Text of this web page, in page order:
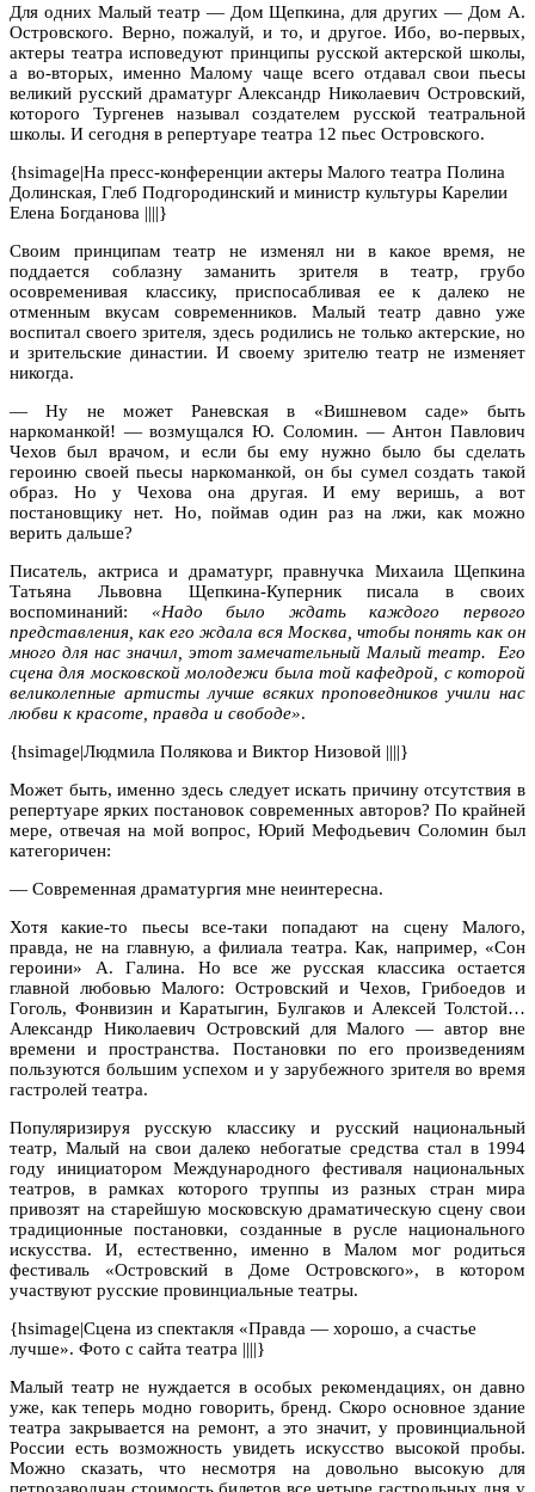
Для одних Малый театр — Дом Щепкина, для других — Дом А.
Островского. Верно, пожалуй, и то, и другое. Ибо, во-первых,
актеры театра исповедуют принципы русской актерской школы,
а во-вторых, именно Малому чаще всего отдавал свои пьесы
великий русский драматург Александр Николаевич Островский,
которого Тургенев называл создателем русской театральной
школы. И сегодня в репертуаре театра 12 пьес Островского.
{hsimage|На пресс-конференции актеры Малого театра Полина
Долинская, Глеб Подгородинский и министр культуры Карелии
Елена Богданова ||||}
Своим принципам театр не изменял ни в какое время, не
поддается соблазну заманить зрителя в театр, грубо
осовременивая классику, приспосабливая ее к далеко не
отменным вкусам современников. Малый театр давно уже
воспитал своего зрителя, здесь родились не только актерские, но
и зрительские династии. И своему зрителю театр не изменяет
никогда.
— Ну не может Раневская в «Вишневом саде» быть
наркоманкой! — возмущался Ю. Соломин. — Антон Павлович
Чехов был врачом, и если бы ему нужно было бы сделать
героиню своей пьесы наркоманкой, он бы сумел создать такой
образ. Но у Чехова она другая. И ему веришь, а вот
постановщику нет. Но, поймав один раз на лжи, как можно
верить дальше?
Писатель, актриса и драматург, правнучка Михаила Щепкина
Татьяна Львовна Щепкина-Куперник писала в своих
воспоминаний: «Надо было ждать каждого первого
представления, как его ждала вся Москва, чтобы понять как он
много для нас значил, этот замечательный Малый театр. Его
сцена для московской молодежи была той кафедрой, с которой
великолепные артисты лучше всяких проповедников учили нас
любви к красоте, правда и свободе».
{hsimage|Людмила Полякова и Виктор Низовой ||||}
Может быть, именно здесь следует искать причину отсутствия в
репертуаре ярких постановок современных авторов? По крайней
мере, отвечая на мой вопрос, Юрий Мефодьевич Соломин был
категоричен:
— Современная драматургия мне неинтересна.
Хотя какие-то пьесы все-таки попадают на сцену Малого,
правда, не на главную, а филиала театра. Как, например, «Сон
героини» А. Галина. Но все же русская классика остается
главной любовью Малого: Островский и Чехов, Грибоедов и
Гоголь, Фонвизин и Каратыгин, Булгаков и Алексей Толстой…
Александр Николаевич Островский для Малого — автор вне
времени и пространства. Постановки по его произведениям
пользуются большим успехом и у зарубежного зрителя во время
гастролей театра.
Популяризируя русскую классику и русский национальный
театр, Малый на свои далеко небогатые средства стал в 1994
году инициатором Международного фестиваля национальных
театров, в рамках которого труппы из разных стран мира
привозят на старейшую московскую драматическую сцену свои
традиционные постановки, созданные в русле национального
искусства. И, естественно, именно в Малом мог родиться
фестиваль «Островский в Доме Островского», в котором
участвуют русские провинциальные театры.
{hsimage|Сцена из спектакля «Правда — хорошо, а счастье
лучше». Фото с сайта театра ||||}
Малый театр не нуждается в особых рекомендациях, он давно
уже, как теперь модно говорить, бренд. Скоро основное здание
театра закрывается на ремонт, а это значит, у провинциальной
России есть возможность увидеть искусство высокой пробы.
Можно сказать, что несмотря на довольно высокую для